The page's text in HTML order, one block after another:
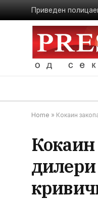
Приведен
Home » Кокаин
Кокаин
дилери